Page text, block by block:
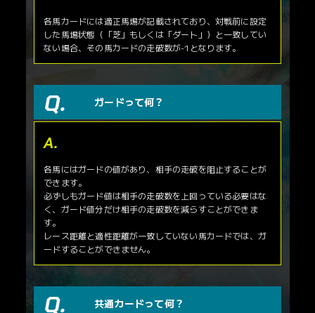
各馬カードには適正馬場が記載されており、対戦前に設定
した馬場状態（「芝」もしくは「ダート」）と一致してい
ない場合、その馬カードの走破数が-1となります。
ガードって何？
各馬にはガードの値があり、相手の走破を阻止することが
できます。
必ずしもガード値は相手の走破数を上回っている必要はな
く、ガード値分だけ相手の走破数を減らすことができま
す。
レース距離と適性距離が一致していない馬カードでは、ガ
ードすることができません。
共通カードって何？